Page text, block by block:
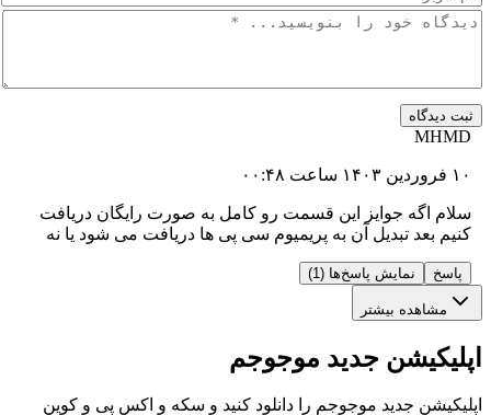
جوایز این قسمت رو کامل به صورت رایگان دریافت
تبدیل آن به پریمیوم سی پی ها دریافت می شود یا نه
نمایش پاسخ‌ها (1)
بیشتر
جدید موجوجم
جدید موجوجم را دانلود کنید و سکه و اکس پی و کوین